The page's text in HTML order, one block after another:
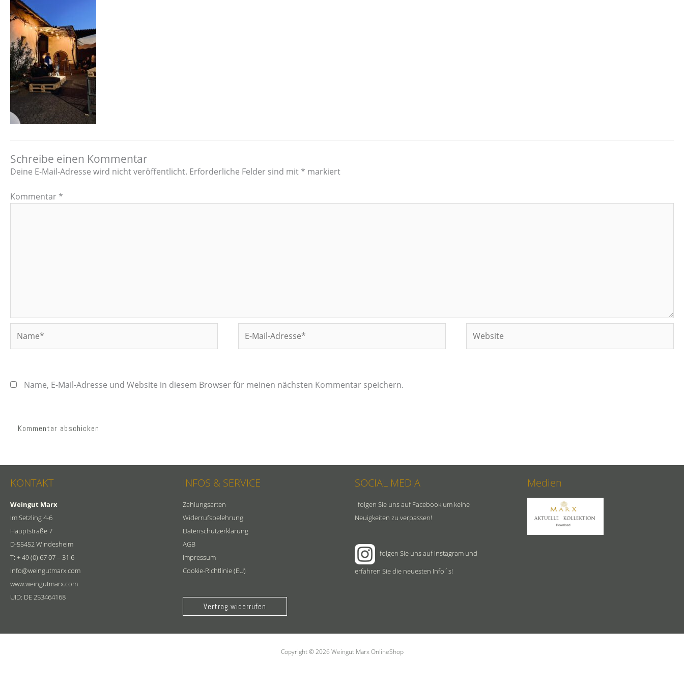
Schreibe einen Kommentar
Deine E-Mail-Adresse wird nicht veröffentlicht. Erforderliche Felder sind mit * markiert
Kommentar *
Mail-
Name, E-Mail-Adresse und Website in diesem Browser für meinen nächsten Kommentar speichern.
KONTAKT
Weingut Marx
Im Setzling 4-6
Hauptstraße 7
D-55452 Windesheim
T: + 49 (0) 67 07 – 31 6
info@weingutmarx.com
www.weingutmarx.com
UID: DE 253464168
INFOS & SERVICE
Zahlungsarten
Widerrufsbelehrung
Datenschutzerklärung
AGB
Impressum
Cookie-Richtlinie (EU)
Vertrag widerrufen
SOCIAL MEDIA
folgen Sie uns auf Facebook um keine
Neuigkeiten zu verpassen!
folgen Sie uns auf Instagram und
erfahren Sie die neuesten Info´s!
Medien
Copyright © 2026 Weingut Marx OnlineShop